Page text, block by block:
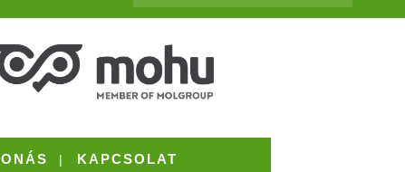
KAPCSOLAT